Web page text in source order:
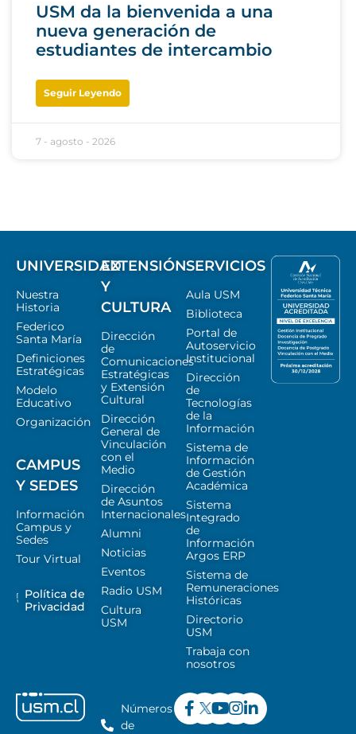
USM da la bienvenida a una
nueva generación de
estudiantes de intercambio
Seguir Leyendo
7 - agosto - 2026
UNIVERSIDAD
Nuestra
Historia
Federico
Santa María
Definiciones
Estratégicas
Modelo
Educativo
Organización
CAMPUS
Y SEDES
Información
Campus y
Sedes
Tour Virtual
Política de
Privacidad
EXTENSIÓN
Y
CULTURA
Dirección
de
Comunicaciones
Estratégicas
y Extensión
Cultural
Dirección
General de
Vinculación
con el
Medio
Dirección
de Asuntos
Internacionales
Alumni
Noticias
Eventos
Radio USM
Cultura
USM
SERVICIOS
Aula USM
Biblioteca
Portal de
Autoservicio
Institucional
Dirección
de
Tecnologías
de la
Información
Sistema de
Información
de Gestión
Académica
Sistema
Integrado
de
Información
Argos ERP
Sistema de
Remuneraciones
Históricas
Directorio
USM
Trabaja con
nosotros
Números
de